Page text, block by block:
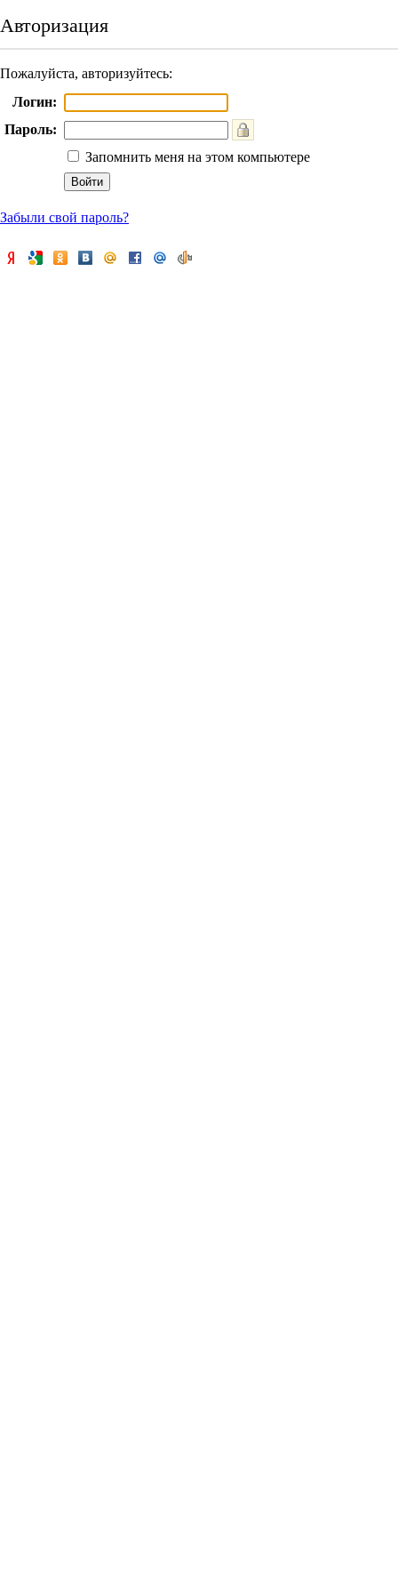
Авторизация
Пожалуйста, авторизуйтесь:
Логин:
Пароль:
Запомнить меня на этом компьютере
Забыли свой пароль?